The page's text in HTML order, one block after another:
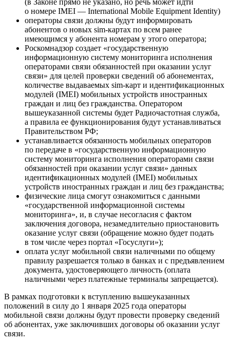
(в Законе прямо не указано, но речь может идти
о номере IMEI — International Mobile Equipment Identity)
операторы связи должны будут информировать
абонентов о новых sim-картах по всем ранее
имеющимся у абонента номерам у этого оператора;
Роскомнадзор создает «государственную
информационную систему мониторинга исполнения
операторами связи обязанностей при оказании услуг
связи» для целей проверки сведений об абонементах,
количестве выдаваемых sim-карт и идентификационных
модулей (IMEI) мобильных устройств иностранных
граждан и лиц без гражданства. Оператором
вышеуказанной системы будет Радиочастотная служба,
а правила ее функционирования будут устанавливаться
Правительством РФ;
устанавливается обязанность мобильных операторов
по передаче в «государственную информационную
систему мониторинга исполнения операторами связи
обязанностей при оказании услуг связи» данных
идентификационных модулей (IMEI) мобильных
устройств иностранных граждан и лиц без гражданства;
физические лица смогут ознакомиться с данными
«государственной информационной системы
мониторинга», и, в случае несогласия с фактом
заключения договора, незамедлительно приостановить
оказание услуг связи (обращение можно будет подать
в том числе через портал «Госуслуги»);
оплата услуг мобильной связи наличными по общему
правилу разрешается только в банках и с предъявлением
документа, удостоверяющего личность (оплата
наличными через платежные терминалы запрещается).
В рамках подготовки к вступлению вышеуказанных
положений в силу до 1 января 2025 года операторы
мобильной связи должны будут провести проверку сведений
об абонентах, уже заключивших договоры об оказании услуг
связи.